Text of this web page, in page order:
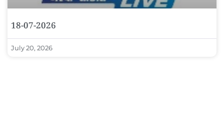
18-07-2026
July 20, 2026